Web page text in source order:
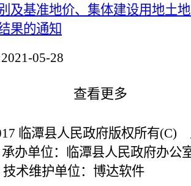
及基准地价、集体建设用地土
果的通知
2021-05-28
查看更多
临潭县人民政府版权所有(C)
承办单位：临潭县人民政府办
技术维护单位：博达软件